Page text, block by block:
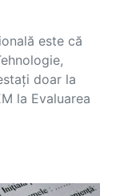
este că
doar la
la Evaluarea